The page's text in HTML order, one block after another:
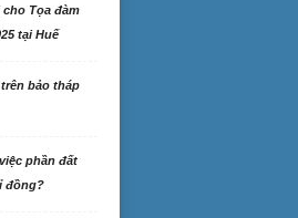
Tọa đàm
tại Huế
bảo tháp
phần đất
đồng?